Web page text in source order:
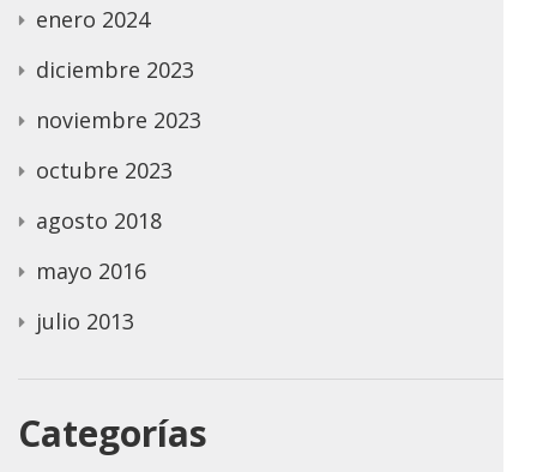
enero 2024
diciembre 2023
noviembre 2023
octubre 2023
agosto 2018
mayo 2016
julio 2013
Categorías